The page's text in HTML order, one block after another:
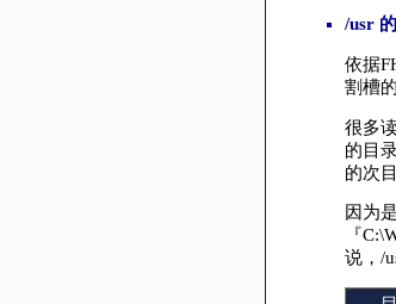
/usr
依据
割槽
很多
的目
的次
因为
『
说，/